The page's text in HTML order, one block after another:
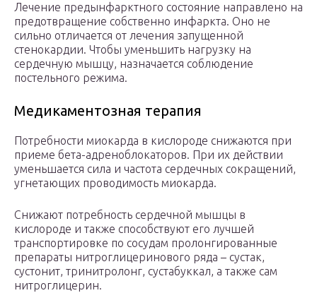
Лечение предынфарктного состояние направлено на
предотвращение собственно инфаркта. Оно не
сильно отличается от лечения запущенной
стенокардии. Чтобы уменьшить нагрузку на
сердечную мышцу, назначается соблюдение
постельного режима.
Медикаментозная терапия
Потребности миокарда в кислороде снижаются при
приеме бета-адреноблокаторов. При их действии
уменьшается сила и частота сердечных сокращений,
угнетающих проводимость миокарда.
Снижают потребность сердечной мышцы в
кислороде и также способствуют его лучшей
транспортировке по сосудам пролонгированные
препараты нитроглицеринового ряда – сустак,
сустонит, тринитролонг, сустабуккал, а также сам
нитроглицерин.